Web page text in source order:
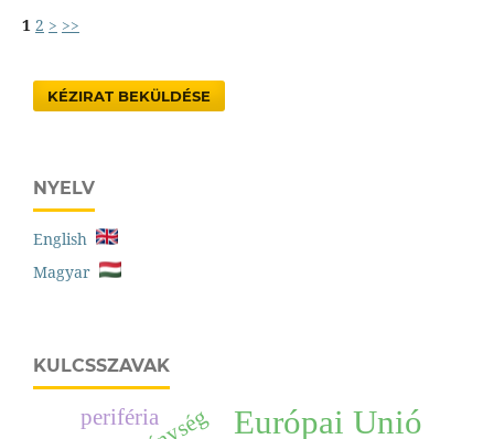
1 2 > >>
KÉZIRAT BEKÜLDÉSE
NYELV
English
Magyar
KULCSSZAVAK
Európai Unió
periféria